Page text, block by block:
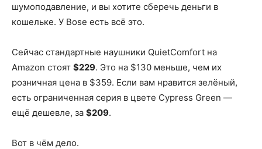
шумоподавление, и вы хотите сберечь деньги в
кошельке. У Bose есть всё это.
Сейчас стандартные наушники QuietComfort на
Amazon стоят $229. Это на $130 меньше, чем их
розничная цена в $359. Если вам нравится зелёный,
есть ограниченная серия в цвете Cypress Green —
ещё дешевле, за $209.
Вот в чём дело.